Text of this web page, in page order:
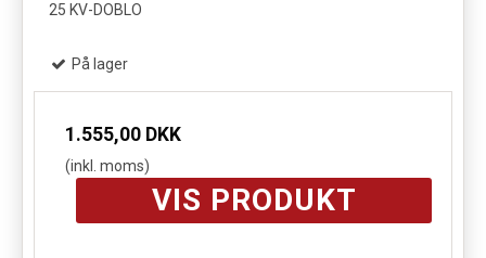
25 KV-DOBLO
På lager
1.555,00 DKK
(inkl. moms)
VIS PRODUKT